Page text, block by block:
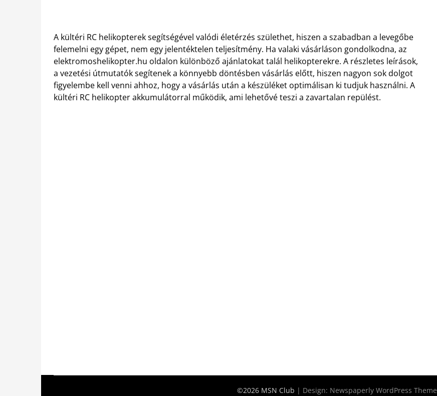
A kültéri RC helikopterek segítségével valódi életérzés születhet, hiszen a szabadban a levegőbe
felemelni egy gépet, nem egy jelentéktelen teljesítmény. Ha valaki vásárláson gondolkodna, az
elektromoshelikopter.hu oldalon különböző ajánlatokat talál helikopterekre. A részletes leírások,
a vezetési útmutatók segítenek a könnyebb döntésben vásárlás előtt, hiszen nagyon sok dolgot
figyelembe kell venni ahhoz, hogy a vásárlás után a készüléket optimálisan ki tudjuk használni. A
kültéri RC helikopter akkumulátorral működik, ami lehetővé teszi a zavartalan repülést.
©2026 MSN Club | Design: Newspaperly WordPress Theme